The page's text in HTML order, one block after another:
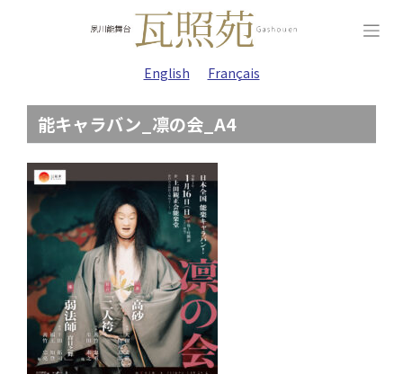
English Français
能キャラバン_凛の会_A4